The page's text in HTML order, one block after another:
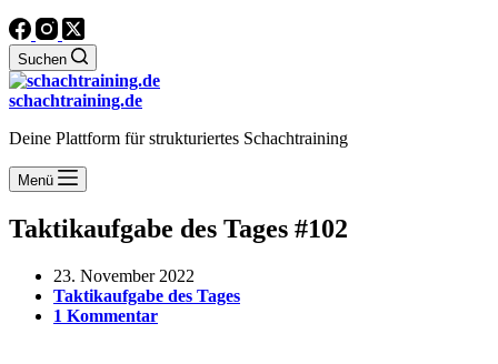
Suchen
schachtraining.de
Deine Plattform für strukturiertes Schachtraining
Menü
Taktikaufgabe des Tages #102
23. November 2022
Taktikaufgabe des Tages
1 Kommentar